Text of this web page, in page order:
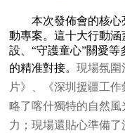
本次發佈會的核心
動專案。這十大行動涵
設、“守護童心”關愛
的精准對接。現場氛圍
片》、《深圳援疆工
略了喀什獨特的自然
力；現場還貼心準備